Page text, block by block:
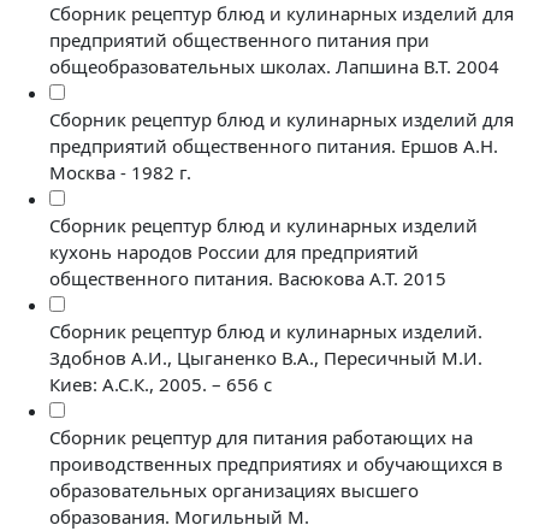
Сборник рецептур блюд и кулинарных изделий для
предприятий общественного питания при
общеобразовательных школах. Лапшина В.Т. 2004
Сборник рецептур блюд и кулинарных изделий для
предприятий общественного питания. Ершов А.Н.
Москва - 1982 г.
Сборник рецептур блюд и кулинарных изделий
кухонь народов России для предприятий
общественного питания. Васюкова А.Т. 2015
Сборник рецептур блюд и кулинарных изделий.
Здобнов А.И., Цыганенко В.А., Пересичный М.И.
Киев: А.С.К., 2005. – 656 с
Сборник рецептур для питания работающих на
проиводственных предприятиях и обучающихся в
образовательных организациях высшего
образования. Могильный М.